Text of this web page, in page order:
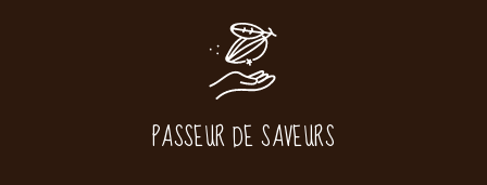
PASSEUR DE SAVEURS